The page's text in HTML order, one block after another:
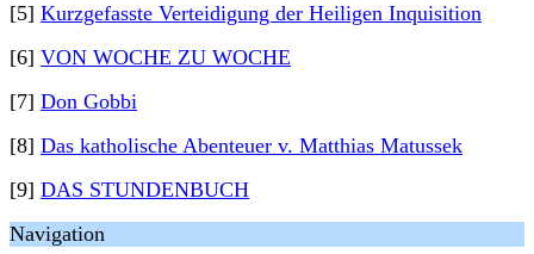
[5] Kurzgefasste Verteidigung der Heiligen Inquisition
[6] VON WOCHE ZU WOCHE
[7] Don Gobbi
[8] Das katholische Abenteuer v. Matthias Matussek
[9] DAS STUNDENBUCH
Navigation